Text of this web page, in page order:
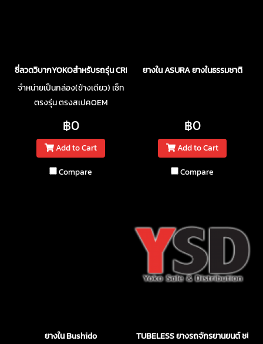
ซี่ลวดวิบากYOKOสำหรับรถรุ่น CRF250เบอร์10
จำหน่ายเป็นกล่อง(ข้างเดียว) เซ็ท
ตรงรุ่น ตรงสเปคOEM
฿0
Add to Cart
Compare
ยางใน ASURA ยางในธรรมชาติ
฿0
Add to Cart
Compare
ยางใน Bushido
TUBELESS ยางรถจักรยานยนต์ ชนิดไ